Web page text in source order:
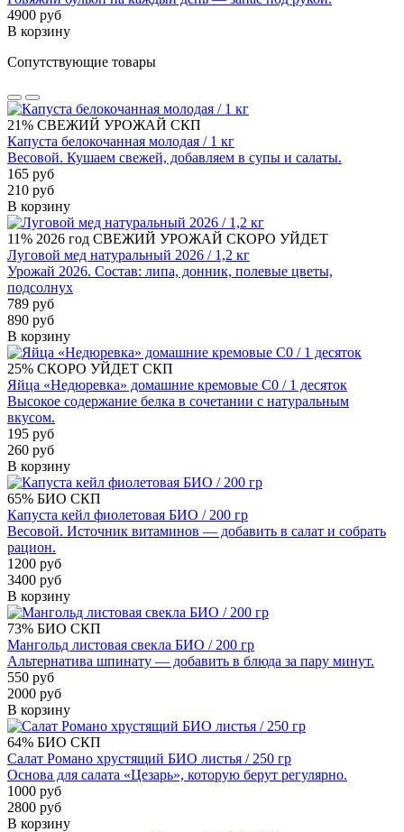
4900 руб
В корзину
Сопутствующие товары
21% СВЕЖИЙ УРОЖАЙ СКП
Капуста белокочанная молодая / 1 кг
Весовой. Кушаем свежей, добавляем в супы и салаты.
165 руб
210 руб
В корзину
11% 2026 год СВЕЖИЙ УРОЖАЙ СКОРО УЙДЕТ
Луговой мед натуральный 2026 / 1,2 кг
Урожай 2026. Состав: липа, донник, полевые цветы,
подсолнух
789 руб
890 руб
В корзину
25% СКОРО УЙДЕТ СКП
Яйца «Недюревка» домашние кремовые С0 / 1 десяток
Высокое содержание белка в сочетании с натуральным
вкусом.
195 руб
260 руб
В корзину
65% БИО СКП
Капуста кейл фиолетовая БИО / 200 гр
Весовой. Источник витаминов — добавить в салат и собрать
рацион.
1200 руб
3400 руб
В корзину
73% БИО СКП
Мангольд листовая свекла БИО / 200 гр
Альтернатива шпинату — добавить в блюда за пару минут.
550 руб
2000 руб
В корзину
64% БИО СКП
Салат Романо хрустящий БИО листья / 250 гр
Основа для салата «Цезарь», которую берут регулярно.
1000 руб
2800 руб
В корзину